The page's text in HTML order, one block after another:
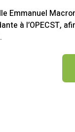
Emmanuel
à l’OPECST,